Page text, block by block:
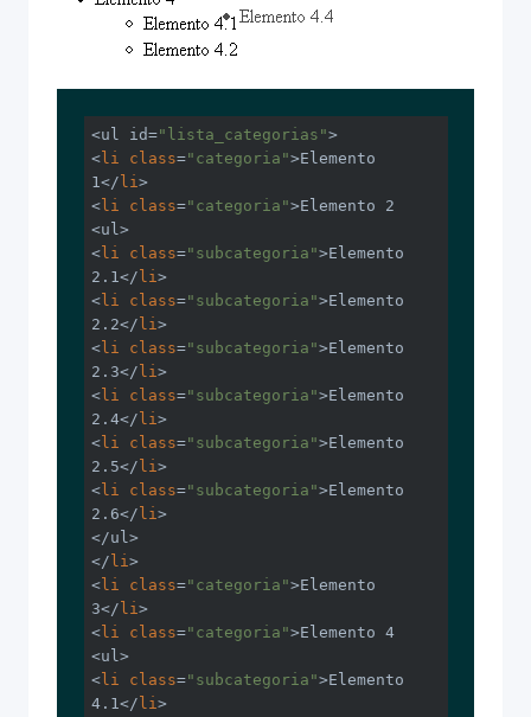
<ul id="lista_categorias">
<li class="categoria">Elemento
1</ li>
<li class="categoria">Elemento 2
<ul>
<li class="subcategoria">Elemento
2.1</ li>
<li class="subcategoria">Elemento
2.2</ li>
<li class="subcategoria">Elemento
2.3</ li>
<li class="subcategoria">Elemento
2.4</ li>
<li class="subcategoria">Elemento
2.5</ li>
<li class="subcategoria">Elemento
2.6</ li>
</ul>
</ li>
<li class="categoria">Elemento
3</ li>
<li class="categoria">Elemento 4
<ul>
<li class="subcategoria">Elemento
4.1</ li>